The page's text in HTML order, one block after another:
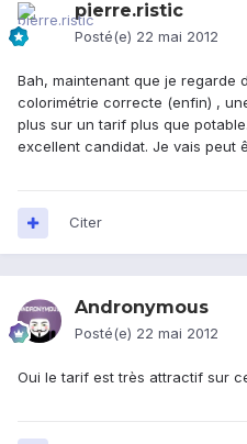
pierre.ristic
Posté(e) 22 mai 2012
Bah, maintenant que je regarde
colorimétrie correcte (enfin) ,
plus sur un tarif plus que
excellent candidat. Je vais peut
Citer
Andronymous
Posté(e) 22 mai 2012
Oui le tarif est très attractif sur